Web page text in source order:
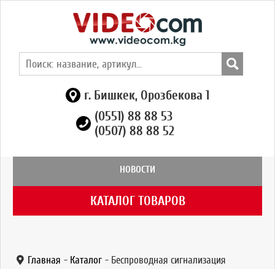
г. Бишкек, Орозбекова 1
(0551) 88 88 53
(0507) 88 88 52
НОВОСТИ
КАТАЛОГ ТОВАРОВ
Главная - Каталог - Беспроводная сигнализация